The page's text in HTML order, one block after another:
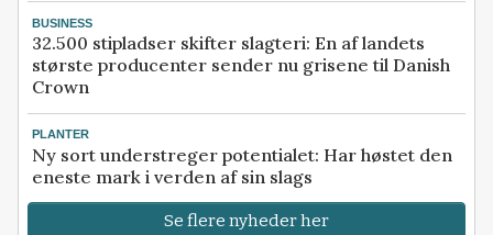
BUSINESS
32.500 stipladser skifter slagteri: En af landets
største producenter sender nu grisene til Danish
Crown
PLANTER
Ny sort understreger potentialet: Har høstet den
eneste mark i verden af sin slags
Se flere nyheder her